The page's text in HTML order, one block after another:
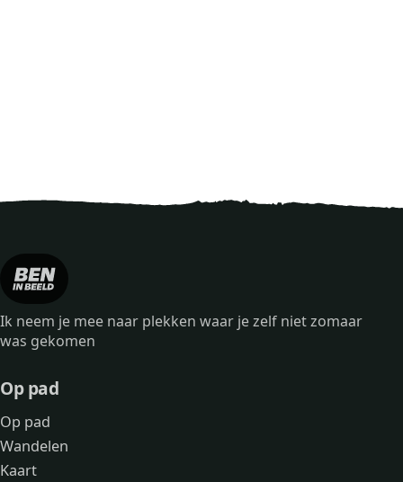
Ik neem je mee naar plekken waar je zelf niet zomaar
was gekomen
Op pad
Op pad
Wandelen
Kaart